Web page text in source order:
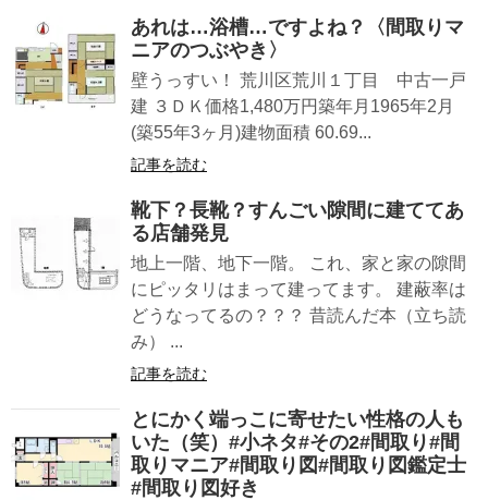
あれは…浴槽…ですよね？〈間取りマ
ニアのつぶやき〉
壁うっすい！ 荒川区荒川１丁目 中古一戸
建 ３ＤＫ価格1,480万円築年月1965年2月
(築55年3ヶ月)建物面積 60.69...
記事を読む
靴下？長靴？すんごい隙間に建ててあ
る店舗発見
地上一階、地下一階。 これ、家と家の隙間
にピッタリはまって建ってます。 建蔽率は
どうなってるの？？？ 昔読んだ本（立ち読
み） ...
記事を読む
とにかく端っこに寄せたい性格の人も
いた（笑）#小ネタ#その2#間取り#間
取りマニア#間取り図#間取り図鑑定士
#間取り図好き